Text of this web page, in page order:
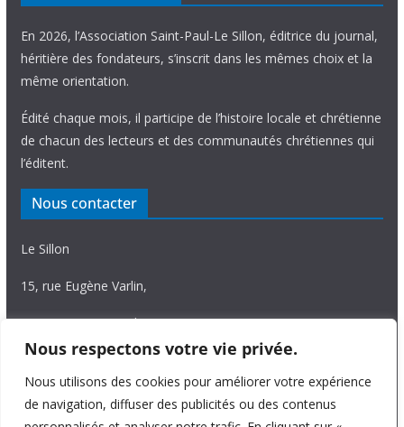
Nous respectons votre vie privée.
Nous utilisons des cookies pour améliorer votre expérience
de navigation, diffuser des publicités ou des contenus
En 2026, l’Association Saint-Paul-Le Sillon, éditrice du journal,
héritière des fondateurs, s’inscrit dans les mêmes choix et la
même orientation.
Édité chaque mois, il participe de l’histoire locale et chrétienne
de chacun des lecteurs et des communautés chrétiennes qui
l’éditent.
Nous contacter
Le Sillon
15, rue Eugène Varlin,
87036 Limoges Cedex.
Tél. 05 55 06 14 15
Nous écrire